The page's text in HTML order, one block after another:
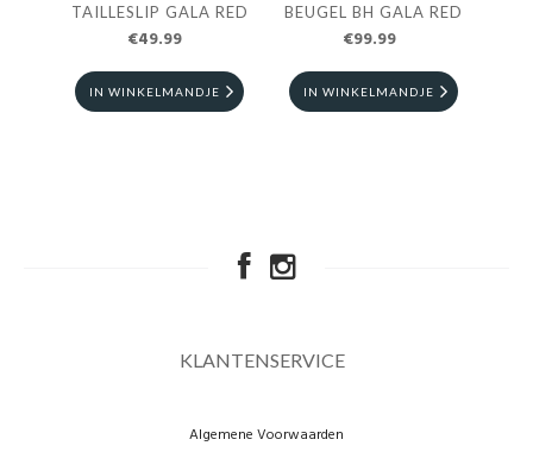
TAILLESLIP GALA RED
€49.99
IN WINKELMANDJE
BEUGEL BH GALA RED
€99.99
IN WINKELMANDJE
KLANTENSERVICE
Algemene Voorwaarden